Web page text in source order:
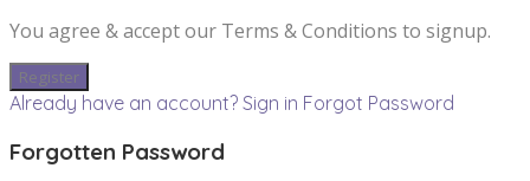
You agree & accept our Terms & Conditions to signup.
Already have an account? Sign in Forgot Password
Forgotten Password